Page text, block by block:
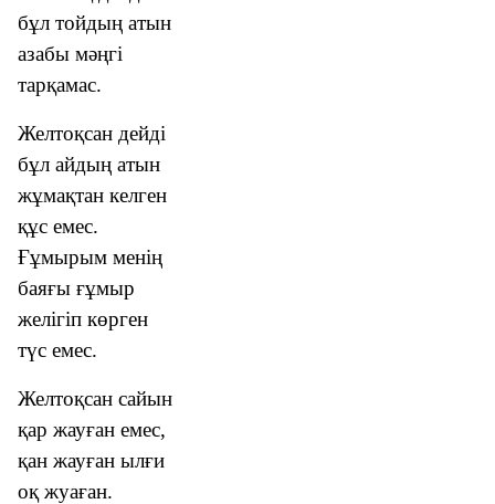
бұл тойдың атын
азабы мәңгі
тарқамас.
Желтоқсан дейді
бұл айдың атын
жұмақтан келген
құс емес.
Ғұмырым менің
баяғы ғұмыр
желігіп көрген
түс емес.
Желтоқсан cайын
қар жауған емес,
қан жауған ылғи
оқ жуаған.